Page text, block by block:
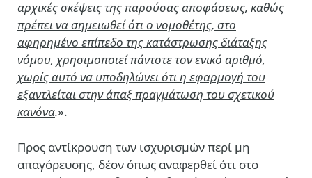
αρχικές σκέψεις της παρούσας αποφάσεως, καθώς
πρέπει να σημειωθεί ότι ο νομοθέτης, στο
αφηρημένο επίπεδο της κατάστρωσης διάταξης
νόμου, χρησιμοποιεί πάντοτε τον ενικό αριθμό,
χωρίς αυτό να υποδηλώνει ότι η εφαρμογή του
εξαντλείται στην άπαξ πραγμάτωση του σχετικού
κανόνα.».
Προς αντίκρουση των ισχυρισμών περί μη
απαγόρευσης, δέον όπως αναφερθεί ότι στο